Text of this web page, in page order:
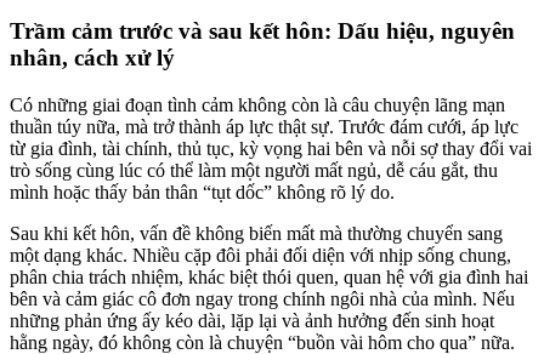
Trầm cảm trước và sau kết hôn: Dấu hiệu, nguyên
nhân, cách xử lý
Có những giai đoạn tình cảm không còn là câu chuyện lãng mạn
thuần túy nữa, mà trở thành áp lực thật sự. Trước đám cưới, áp lực
từ gia đình, tài chính, thủ tục, kỳ vọng hai bên và nỗi sợ thay đổi vai
trò sống cùng lúc có thể làm một người mất ngủ, dễ cáu gắt, thu
mình hoặc thấy bản thân “tụt dốc” không rõ lý do.
Sau khi kết hôn, vấn đề không biến mất mà thường chuyển sang
một dạng khác. Nhiều cặp đôi phải đối diện với nhịp sống chung,
phân chia trách nhiệm, khác biệt thói quen, quan hệ với gia đình hai
bên và cảm giác cô đơn ngay trong chính ngôi nhà của mình. Nếu
những phản ứng ấy kéo dài, lặp lại và ảnh hưởng đến sinh hoạt
hằng ngày, đó không còn là chuyện “buồn vài hôm cho qua” nữa.